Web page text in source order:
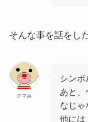
そんな事を話をし
クマみ
シン
あと、
なじ
他には